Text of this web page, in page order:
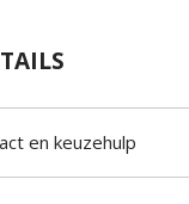
en keuzehulp